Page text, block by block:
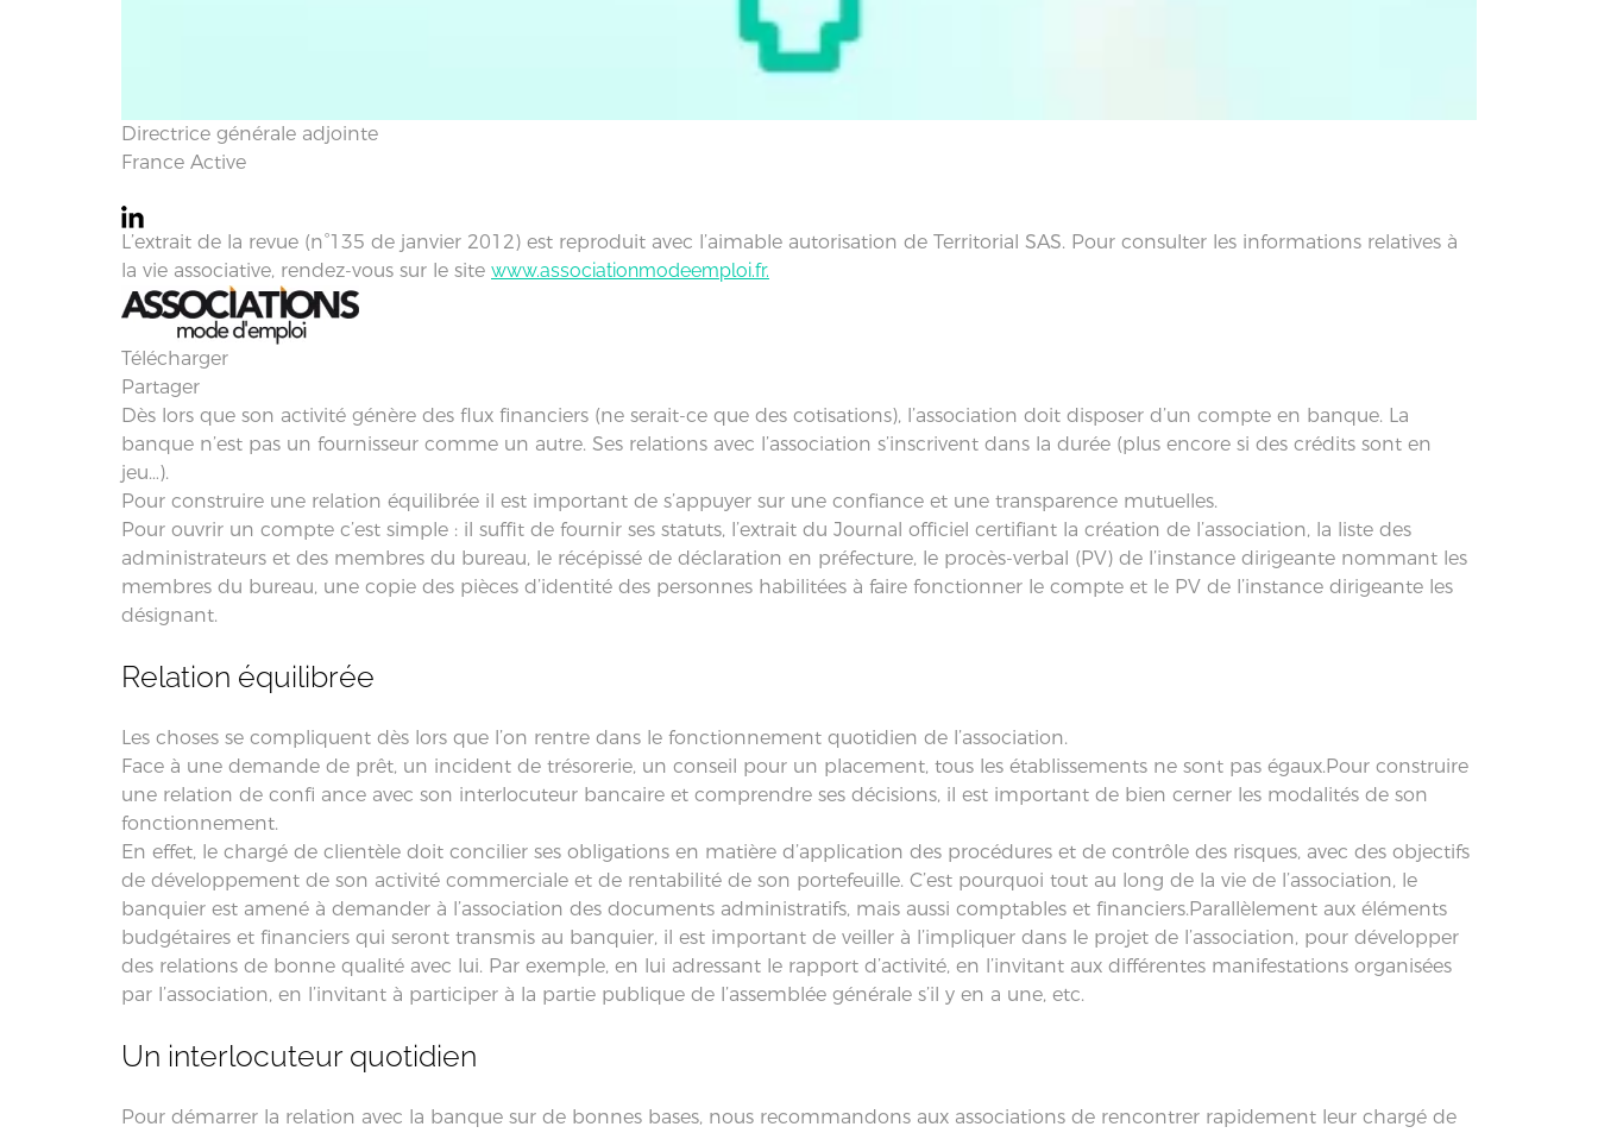
Directrice générale adjointe
France Active
L’extrait de la revue (n°135 de janvier 2012) est reproduit avec l’aimable autorisation de Territorial SAS. Pour consulter les informations relatives à
la vie associative, rendez-vous sur le site www.associationmodeemploi.fr.
Télécharger
Partager
Dès lors que son activité génère des flux financiers (ne serait-ce que des cotisations), l’association doit disposer d’un compte en banque. La
banque n’est pas un fournisseur comme un autre. Ses relations avec l’association s’inscrivent dans la durée (plus encore si des crédits sont en
jeu…).
Pour construire une relation équilibrée il est important de s’appuyer sur une confiance et une transparence mutuelles.
Pour ouvrir un compte c’est simple : il suffit de fournir ses statuts, l’extrait du Journal officiel certifiant la création de l’association, la liste des
administrateurs et des membres du bureau, le récépissé de déclaration en préfecture, le procès-verbal (PV) de l’instance dirigeante nommant les
membres du bureau, une copie des pièces d’identité des personnes habilitées à faire fonctionner le compte et le PV de l’instance dirigeante les
désignant.
Relation équilibrée
Les choses se compliquent dès lors que l’on rentre dans le fonctionnement quotidien de l’association.
Face à une demande de prêt, un incident de trésorerie, un conseil pour un placement, tous les établissements ne sont pas égaux.Pour construire
une relation de confi ance avec son interlocuteur bancaire et comprendre ses décisions, il est important de bien cerner les modalités de son
fonctionnement.
En effet, le chargé de clientèle doit concilier ses obligations en matière d’application des procédures et de contrôle des risques, avec des objectifs
de développement de son activité commerciale et de rentabilité de son portefeuille. C’est pourquoi tout au long de la vie de l’association, le
banquier est amené à demander à l’association des documents administratifs, mais aussi comptables et financiers.Parallèlement aux éléments
budgétaires et financiers qui seront transmis au banquier, il est important de veiller à l’impliquer dans le projet de l’association, pour développer
des relations de bonne qualité avec lui. Par exemple, en lui adressant le rapport d’activité, en l’invitant aux différentes manifestations organisées
par l’association, en l’invitant à participer à la partie publique de l’assemblée générale s’il y en a une, etc.
Un interlocuteur quotidien
Pour démarrer la relation avec la banque sur de bonnes bases, nous recommandons aux associations de rencontrer rapidement leur chargé de